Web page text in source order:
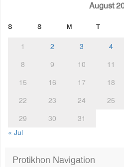
August
S S M T
1 2 3 4
8
9 10 11
15
16 17 18
22
23 24 25
29
30
31
« Jul
Protikhon Navigation